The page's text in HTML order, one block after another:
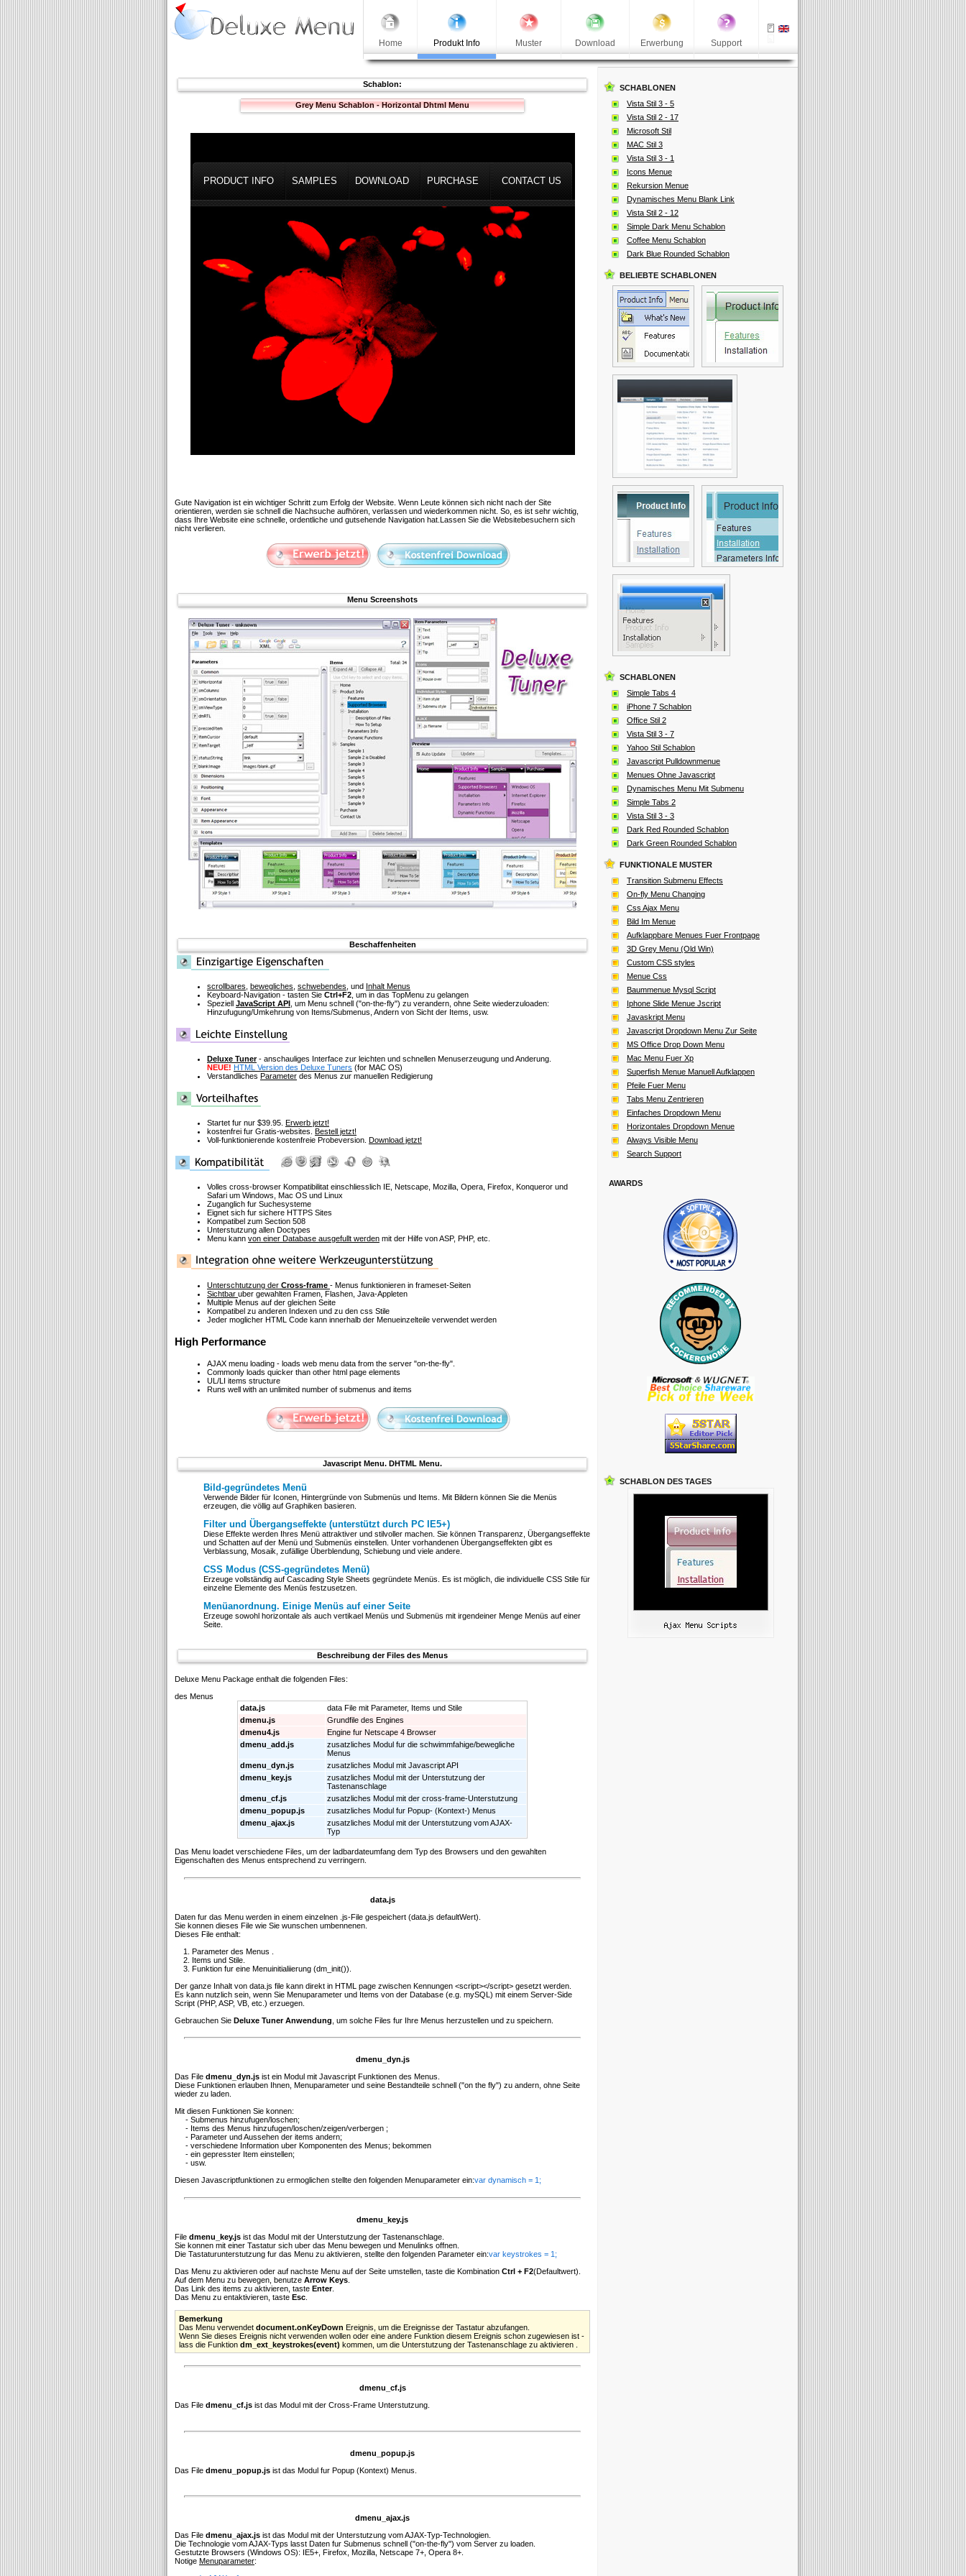
Home Produkt Info Muster Download Erwerbung Support
Schablon:
Grey Menu Schablon - Horizontal Dhtml Menu
PRODUCT INFO SAMPLES DOWNLOAD PURCHASE CONTACT US
Gute Navigation ist ein wichtiger Schritt zum Erfolg der Website. Wenn Leute können sich nicht nach der Site
orientieren, werden sie schnell die Nachsuche aufhören, verlassen und wiederkommen nicht. So, es ist sehr wichtig,
dass Ihre Website eine schnelle, ordentliche und gutsehende Navigation hat.Lassen Sie die Websitebesuchern sich
nicht verlieren.
Menu Screenshots
Beschaffenheiten
scrollbares bewegliches schwebendes , und Inhalt Menus
Keyboard-Navigation - tasten Sie Ctrl+F2 , um in das TopMenu zu gelangen
Speziell JavaScript API , um Menu schnell ("on-the-fly") zu verandern, ohne Seite wiederzuloaden:
Hinzufugung/Umkehrung von Items/Submenus, Andern von Sicht der Items, usw.
Deluxe Tuner- anschauliges Interface zur leichten und schnellen Menuserzeugung und Anderung.
NEUE! HTML Version des Deluxe Tuners (for MAC OS)
Verstandliches Parameter des Menus zur manuellen Redigierung
Startet fur nur $39.95. Erwerb jetzt!
kostenfrei fur Gratis-websites. Bestell jetzt!
Voll-funktionierende kostenfreie Probeversion. Download jetzt!
Volles cross-browser Kompatibilitat einschliesslich IE, Netscape, Mozilla, Opera, Firefox, Konqueror und
Safari um Windows, Mac OS und Linux
Zuganglich fur Suchesysteme
Eignet sich fur sichere HTTPS Sites
Kompatibel zum Section 508
Unterstutzung allen Doctypes
Menu kann von einer Database ausgefullt werden mit der Hilfe von ASP, PHP, etc.
Unterschtutzung der Cross-frame - Menus funktionieren in frameset-Seiten
Sichtbar uber gewahlten Framen, Flashen, Java-Appleten
Multiple Menus auf der gleichen Seite
Kompatibel zu anderen Indexen und zu den css Stile
Jeder moglicher HTML Code kann innerhalb der Menueinzelteile verwendet werden
High Performance
AJAX menu loading - loads web menu data from the server "on-the-fly".
Commonly loads quicker than other html page elements
UL/LI items structure
Runs well with an unlimited number of submenus and items
Javascript Menu. DHTML Menu.
Bild-gegründetes Menü
Verwende Bilder für Iconen, Hintergründe von Submenüs und Items. Mit Bildern können Sie die Menüs
erzeugen, die völlig auf Graphiken basieren.
Filter und Übergangseffekte (unterstützt durch PC IE5+)
Diese Effekte werden Ihres Menü attraktiver und stilvoller machen. Sie können Transparenz, Übergangseffekte
und Schatten auf der Menü und Submenüs einstellen. Unter vorhandenen Übergangseffekten gibt es
Verblassung, Mosaik, zufällige Überblendung, Schiebung und viele andere.
CSS Modus (CSS-gegründetes Menü)
Erzeuge vollständig auf Cascading Style Sheets gegründete Menüs. Es ist möglich, die individuelle CSS Stile für
einzelne Elemente des Menüs festzusetzen.
Menüanordnung. Einige Menüs auf einer Seite
Erzeuge sowohl horizontale als auch vertikael Menüs und Submenüs mit irgendeiner Menge Menüs auf einer
Seite.
Beschreibung der Files des Menus
Deluxe Menu Package enthalt die folgenden Files:
des Menus
data.js
data File mit Parameter, Items und Stile
dmenu.js
Grundfile des Engines
dmenu4.js
Engine fur Netscape 4 Browser
dmenu_add.js
zusatzliches Modul fur die schwimmfahige/bewegliche
Menus
dmenu_dyn.js
zusatzliches Modul mit Javascript API
dmenu_key.js
zusatzliches Modul mit der Unterstutzung der
Tastenanschlage
dmenu_cf.js
zusatzliches Modul mit der cross-frame-Unterstutzung
dmenu_popup.js
zusatzliches Modul fur Popup- (Kontext-) Menus
dmenu_ajax.js
zusatzliches Modul mit der Unterstutzung vom AJAX-
Typ
Das Menu loadet verschiedene Files, um der ladbardateumfang dem Typ des Browsers und den gewahlten
Eigenschaften des Menus entsprechend zu verringern.
data.js
Daten fur das Menu werden in einem einzelnen .js-File gespeichert (data.js defaultWert).
Sie konnen dieses File wie Sie wunschen umbennenen.
Dieses File enthalt:
1. Parameter des Menus .
2. Items und Stile.
3. Funktion fur eine Menuinitialiierung (dm_init()).
Der ganze Inhalt von data.js file kann direkt in HTML page zwischen Kennungen <script></script> gesetzt werden.
Es kann nutzlich sein, wenn Sie Menuparameter und Items von der Database (e.g. mySQL) mit einem Server-Side
Script (PHP, ASP, VB, etc.) erzuegen.
Gebrauchen Sie Deluxe Tuner Anwendung , um solche Files fur Ihre Menus herzustellen und zu speichern.
dmenu_dyn.js
Das File dmenu_dyn.js ist ein Modul mit Javascript Funktionen des Menus.
Diese Funktionen erlauben Ihnen, Menuparameter und seine Bestandteile schnell ("on the fly") zu andern, ohne Seite
wieder zu laden.
Mit diesen Funktionen Sie konnen:
- Submenus hinzufugen/loschen;
- Items des Menus hinzufugen/loschen/zeigen/verbergen ;
- Parameter und Aussehen der items andern;
- verschiedene Information uber Komponenten des Menus; bekommen
- ein gepresster Item einstellen;
- usw.
Diesen Javascriptfunktionen zu ermoglichen stellte den folgenden Menuparameter ein:var dynamisch = 1;
dmenu_key.js
File dmenu_key.js ist das Modul mit der Unterstutzung der Tastenanschlage.
Sie konnen mit einer Tastatur sich uber das Menu bewegen und Menulinks offnen.
Die Tastaturunterstutzung fur das Menu zu aktivieren, stellte den folgenden Parameter ein:var keystrokes = 1;
Das Menu zu aktivieren oder auf nachste Menu auf der Seite umstellen, taste die Kombination Ctrl + F2(Defaultwert).
Auf dem Menu zu bewegen, benutze Arrow Keys
Das Link des items zu aktivieren, taste Enter.
Das Menu zu entaktivieren, taste Esc
Bemerkung
Das Menu verwendet document.onKeyDown Ereignis, um die Ereignisse der Tastatur abzufangen.
Wenn Sie dieses Ereignis nicht verwenden wollen oder eine andere Funktion diesem Ereignis schon zugewiesen ist -
lass die Funktion dm_ext_keystrokes(event) kommen, um die Unterstutzung der Tastenanschlage zu aktivieren .
dmenu_cf.js
Das File dmenu_cf.js ist das Modul mit der Cross-Frame Unterstutzung.
dmenu_popup.js
Das File dmenu_popup.js ist das Modul fur Popup (Kontext) Menus.
dmenu_ajax.js
Das File dmenu_ajax.js ist das Modul mit der Unterstutzung vom AJAX-Typ-Technologien.
Die Technologie vom AJAX-Typs lasst Daten fur Submenus schnell ("on-the-fly") vom Server zu loaden.
Gestutzte Browsers (Windows OS): IE5+, Firefox, Mozilla, Netscape 7+, Opera 8+.
Notige Menuparameter:
SCHABLONEN
Vista Stil 3 - 5
Vista Stil 2 - 17
Microsoft Stil
MAC Stil 3
Vista Stil 3 - 1
Icons Menue
Rekursion Menue
Dynamisches Menu Blank Link
Vista Stil 2 - 12
Simple Dark Menu Schablon
Coffee Menu Schablon
Dark Blue Rounded Schablon
BELIEBTE SCHABLONEN
SCHABLONEN
Simple Tabs 4
iPhone 7 Schablon
Office Stil 2
Vista Stil 3 - 7
Yahoo Stil Schablon
Javascript Pulldownmenue
Menues Ohne Javascript
Dynamisches Menu Mit Submenu
Simple Tabs 2
Vista Stil 3 - 3
Dark Red Rounded Schablon
Dark Green Rounded Schablon
FUNKTIONALE MUSTER
Transition Submenu Effects
On-fly Menu Changing
Css Ajax Menu
Bild Im Menue
Aufklappbare Menues Fuer Frontpage
3D Grey Menu (Old Win)
Custom CSS styles
Menue Css
Baummenue Mysql Script
Iphone Slide Menue Jscript
Javaskript Menu
Javascript Dropdown Menu Zur Seite
MS Office Drop Down Menu
Mac Menu Fuer Xp
Superfish Menue Manuell Aufklappen
Pfeile Fuer Menu
Tabs Menu Zentrieren
Einfaches Dropdown Menu
Horizontales Dropdown Menue
Always Visible Menu
Search Support
AWARDS
SCHABLON DES TAGES